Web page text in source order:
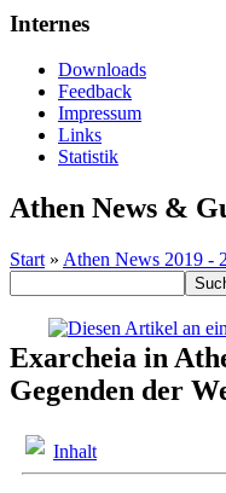
Internes
Downloads
Feedback
Impressum
Links
Statistik
Athen News &
Start » Athen News 2019 -
Exarcheia in
Gegenden der
Inhalt